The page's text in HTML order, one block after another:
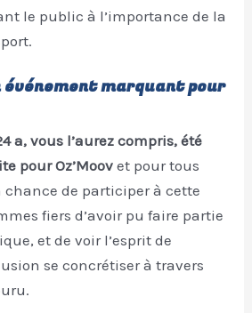
le public à l’importance de la
événement marquant pour
a, vous l’aurez compris, été
pour Oz’Moov et pour tous
de participer à cette
fiers d’avoir pu faire partie
et de voir l’esprit de
se concrétiser à travers